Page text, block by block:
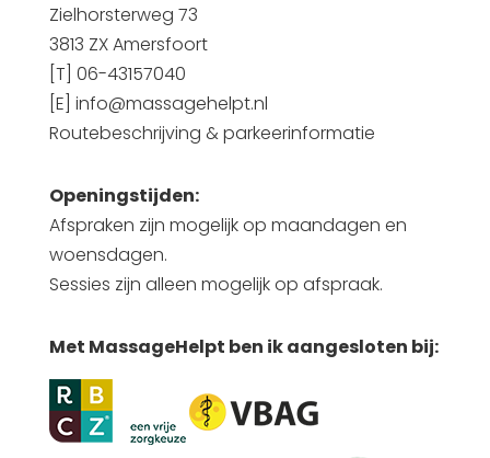
Zielhorsterweg 73
3813 ZX Amersfoort
[T] 06-43157040
[E] info@massagehelpt.nl
Routebeschrijving & parkeerinformatie
Openingstijden:
Afspraken zijn mogelijk op maandagen en
woensdagen.
Sessies zijn alleen mogelijk op afspraak.
Met MassageHelpt ben ik aangesloten bij: